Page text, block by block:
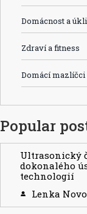
Domácnost a
Zdraví a fitness
Domácí mazlíčci
Popular
Ultrasonický
dokonalého
technologií
Lenka